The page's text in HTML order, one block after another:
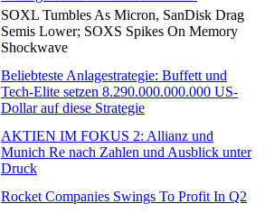
SOXL Tumbles As Micron, SanDisk Drag
Semis Lower; SOXS Spikes On Memory
Shockwave
Beliebteste Anlagestrategie: Buffett und
Tech-Elite setzen 8.290.000.000.000 US-
Dollar auf diese Strategie
AKTIEN IM FOKUS 2: Allianz und
Munich Re nach Zahlen und Ausblick unter
Druck
Rocket Companies Swings To Profit In Q2